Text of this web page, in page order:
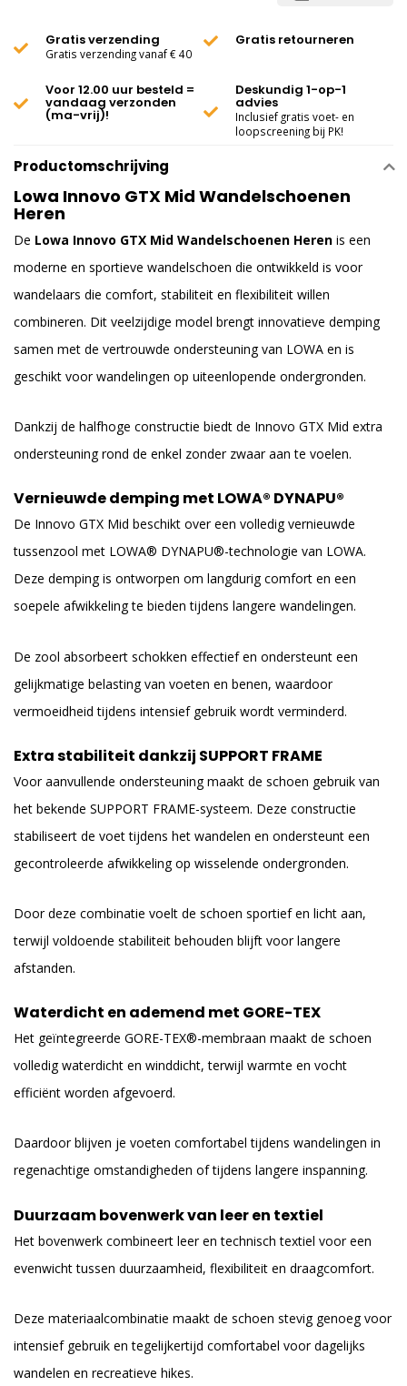
Gratis verzending
Gratis verzending vanaf € 40
Gratis retourneren
Voor 12.00 uur besteld =
vandaag verzonden
(ma-vrij)!
Deskundig 1-op-1
advies
Inclusief gratis voet- en
loopscreening bij PK!
Productomschrijving
Lowa Innovo GTX Mid Wandelschoenen
Heren
De Lowa Innovo GTX Mid Wandelschoenen Heren is een
moderne en sportieve wandelschoen die ontwikkeld is voor
wandelaars die comfort, stabiliteit en flexibiliteit willen
combineren. Dit veelzijdige model brengt innovatieve demping
samen met de vertrouwde ondersteuning van LOWA en is
geschikt voor wandelingen op uiteenlopende ondergronden.
Dankzij de halfhoge constructie biedt de Innovo GTX Mid extra
ondersteuning rond de enkel zonder zwaar aan te voelen.
Vernieuwde demping met LOWA® DYNAPU®
De Innovo GTX Mid beschikt over een volledig vernieuwde
tussenzool met LOWA® DYNAPU®-technologie van LOWA.
Deze demping is ontworpen om langdurig comfort en een
soepele afwikkeling te bieden tijdens langere wandelingen.
De zool absorbeert schokken effectief en ondersteunt een
gelijkmatige belasting van voeten en benen, waardoor
vermoeidheid tijdens intensief gebruik wordt verminderd.
Extra stabiliteit dankzij SUPPORT FRAME
Voor aanvullende ondersteuning maakt de schoen gebruik van
het bekende SUPPORT FRAME-systeem. Deze constructie
stabiliseert de voet tijdens het wandelen en ondersteunt een
gecontroleerde afwikkeling op wisselende ondergronden.
Door deze combinatie voelt de schoen sportief en licht aan,
terwijl voldoende stabiliteit behouden blijft voor langere
afstanden.
Waterdicht en ademend met GORE-TEX
Het geïntegreerde GORE-TEX®-membraan maakt de schoen
volledig waterdicht en winddicht, terwijl warmte en vocht
efficiënt worden afgevoerd.
Daardoor blijven je voeten comfortabel tijdens wandelingen in
regenachtige omstandigheden of tijdens langere inspanning.
Duurzaam bovenwerk van leer en textiel
Het bovenwerk combineert leer en technisch textiel voor een
evenwicht tussen duurzaamheid, flexibiliteit en draagcomfort.
Deze materiaalcombinatie maakt de schoen stevig genoeg voor
intensief gebruik en tegelijkertijd comfortabel voor dagelijks
wandelen en recreatieve hikes.